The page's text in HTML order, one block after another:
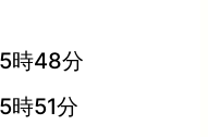
時48分
時51分